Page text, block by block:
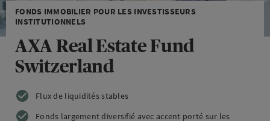
FONDS IMMOBILIER POUR LES INVESTISSEURS
INSTITUTIONNELS
AXA Real Estate Fund
Switzerland
Flux de liquidités stables
Fonds largement diversifié avec accent porté sur les